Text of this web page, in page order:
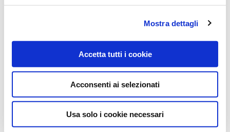
Mostra dettagli
Accetta tutti i cookie
Acconsenti ai selezionati
Usa solo i cookie necessari